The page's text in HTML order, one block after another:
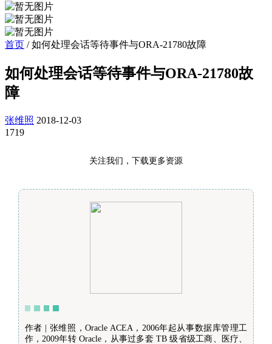
首页 /如何处理会话等待事件与ORA-21780故障
如何处理会话等待事件与ORA-21780故
障
张维照 2018-12-03
1719
关注我们，下载更多资源
作者 | 张维照，Oracle ACEA，2006年起从事数据库管理工
作，2009年转 Oracle，从事过多套 TB 级省级工商、医疗、